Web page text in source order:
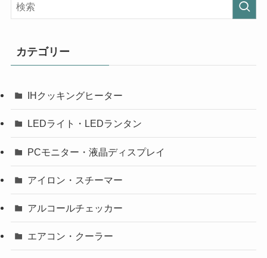
カテゴリー
IHクッキングヒーター
LEDライト・LEDランタン
PCモニター・液晶ディスプレイ
アイロン・スチーマー
アルコールチェッカー
エアコン・クーラー